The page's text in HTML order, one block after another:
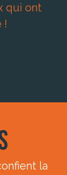
qui ont
!
la